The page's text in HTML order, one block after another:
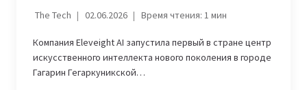
The Tech 02.06.2026 Время чтения: 1мин
Компания Eleveight AI запустила первый в стране центр
искусственного интеллекта нового поколения в городе
Гагарин Гегаркуникской…